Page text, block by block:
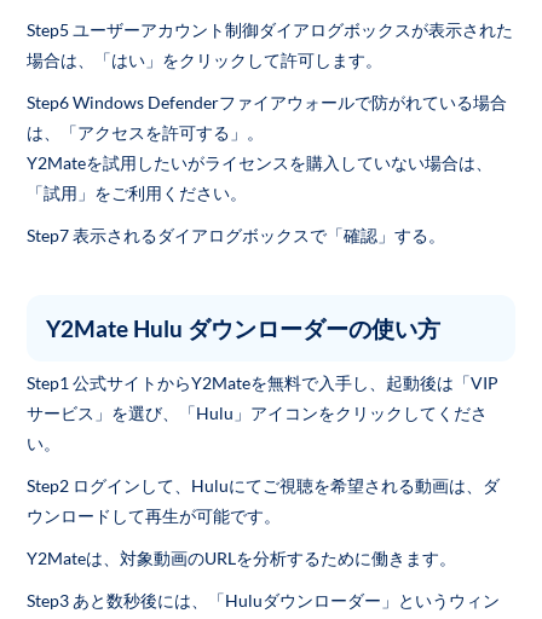
Step5 ユーザーアカウント制御ダイアログボックスが表示された
場合は、「はい」をクリックして許可します。
Step6 Windows Defenderファイアウォールで防がれている場合
は、「アクセスを許可する」。
Y2Mateを試用したいがライセンスを購入していない場合は、
「試用」をご利用ください。
Step7 表示されるダイアログボックスで「確認」する。
Y2Mate Hulu ダウンローダーの使い方
Step1 公式サイトからY2Mateを無料で入手し、起動後は「VIP
サービス」を選び、「Hulu」アイコンをクリックしてくださ
い。
Step2 ログインして、Huluにてご視聴を希望される動画は、ダ
ウンロードして再生が可能です。
Y2Mateは、対象動画のURLを分析するために働きます。
Step3 あと数秒後には、「Huluダウンローダー」というウィン